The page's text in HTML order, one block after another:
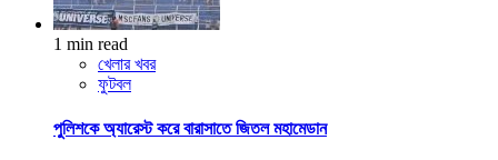
1 min read
খেলার খবর
ফুটবল
পুলিশকে অ্যারেস্ট করে বারাসাতে জিতল মহামেডান